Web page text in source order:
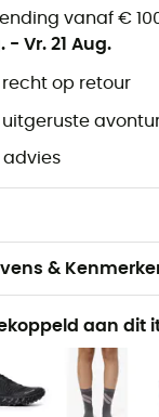
vanaf €
- Vr. 21 Aug.
recht op retour
uitgeruste
advies
om
Het is het
uitstapjes of als
mL
&
aan dit